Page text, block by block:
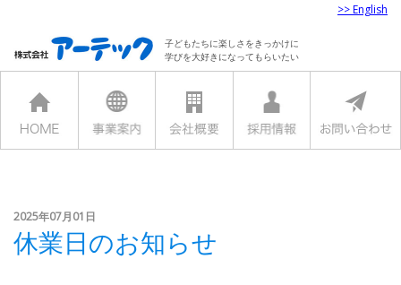
>> English
子どもたちに楽しさをきっかけに
学びを大好きになってもらいたい
2025年07月01日
休業日のお知らせ